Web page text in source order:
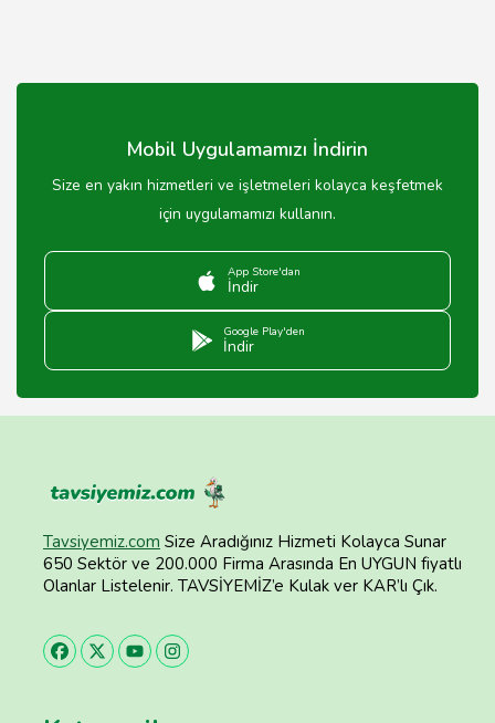
Mobil Uygulamamızı İndirin
Size en yakın hizmetleri ve işletmeleri kolayca keşfetmek
için uygulamamızı kullanın.
App Store'dan
İndir
Google Play'den
İndir
Tavsiyemiz.com Size Aradığınız Hizmeti Kolayca Sunar
650 Sektör ve 200.000 Firma Arasında En UYGUN fiyatlı
Olanlar Listelenir. TAVSİYEMİZ’e Kulak ver KAR’lı Çık.